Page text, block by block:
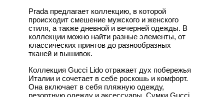
Prada предлагает коллекцию, в которой
происходит смешение мужского и женского
стиля, а также дневной и вечерней одежды. В
коллекции можно найти разные элементы, от
классических принтов до разнообразных
тканей и вышивок.
Коллекция Gucci Lido отражает дух побережья
Италии и сочетает в себе роскошь и комфорт.
Она включает в себя пляжную одежду,